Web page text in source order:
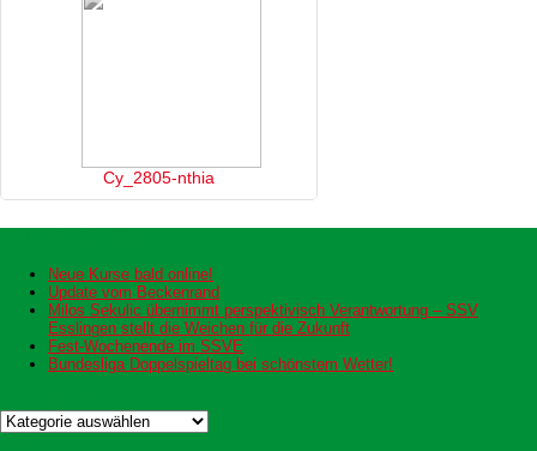
Cy_2805-nthia
Neue Kurse bald online!
Update vom Beckenrand
Milos Sekulic übernimmt perspektivisch Verantwortung – SSV
Esslingen stellt die Weichen für die Zukunft
Fest-Wochenende im SSVE
Bundesliga Doppelspieltag bei schönstem Wetter!
Kategorien